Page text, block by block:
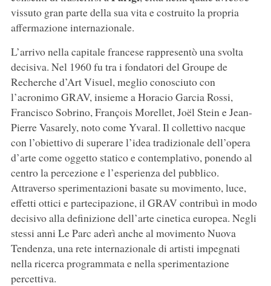
vissuto gran parte della sua vita e costruito la propria
affermazione internazionale.
L’arrivo nella capitale francese rappresentò una svolta
decisiva. Nel 1960 fu tra i fondatori del Groupe de
Recherche d’Art Visuel, meglio conosciuto con
l’acronimo GRAV, insieme a Horacio Garcia Rossi,
Francisco Sobrino, François Morellet, Joël Stein e Jean-
Pierre Vasarely, noto come Yvaral. Il collettivo nacque
con l’obiettivo di superare l’idea tradizionale dell’opera
d’arte come oggetto statico e contemplativo, ponendo al
centro la percezione e l’esperienza del pubblico.
Attraverso sperimentazioni basate su movimento, luce,
effetti ottici e partecipazione, il GRAV contribuì in modo
decisivo alla definizione dell’arte cinetica europea. Negli
stessi anni Le Parc aderì anche al movimento Nuova
Tendenza, una rete internazionale di artisti impegnati
nella ricerca programmata e nella sperimentazione
percettiva.